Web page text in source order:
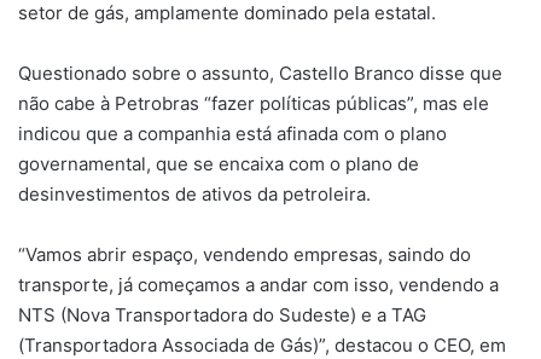
setor de gás, amplamente dominado pela estatal.
Questionado sobre o assunto, Castello Branco disse que
não cabe à Petrobras “fazer políticas públicas”, mas ele
indicou que a companhia está afinada com o plano
governamental, que se encaixa com o plano de
desinvestimentos de ativos da petroleira.
“Vamos abrir espaço, vendendo empresas, saindo do
transporte, já começamos a andar com isso, vendendo a
NTS (Nova Transportadora do Sudeste) e a TAG
(Transportadora Associada de Gás)”, destacou o CEO, em